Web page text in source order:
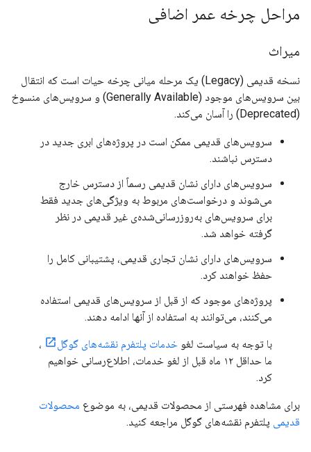
مراحل چرخه عمر اضافی
میراث
نسخه قدیمی (Legacy) یک مرحله میانی چرخه حیات است که انتقال
بین سرویس‌های موجود (Generally Available) و سرویس‌های منسوخ
(Deprecated) را آسان می‌کند.
سرویس‌های قدیمی ممکن است در پروژه‌های ابری جدید در
دسترس نباشند.
سرویس‌های دارای نشان قدیمی رسماً از دسترس خارج
می‌شوند و درخواست‌های مربوط به ویژگی‌های جدید فقط
برای سرویس‌های به‌روزرسانی‌شده‌ی غیر قدیمی در نظر
گرفته خواهد شد.
سرویس‌های دارای نشان تجاری قدیمی، پشتیبانی کامل را
حفظ خواهند کرد.
پروژه‌های موجود که از قبل از سرویس‌های قدیمی استفاده
می‌کنند، می‌توانند به استفاده از آنها ادامه دهند.
با توجه به سیاست لغو خدمات پلتفرم نقشه‌های گوگل
،
ما حداقل ۱۲ ماه قبل از لغو خدمات، اطلاع‌رسانی خواهیم
کرد.
برای مشاهده فهرستی از محصولات قدیمی، به موضوع محصولات
قدیمی پلتفرم نقشه‌های گوگل مراجعه کنید.